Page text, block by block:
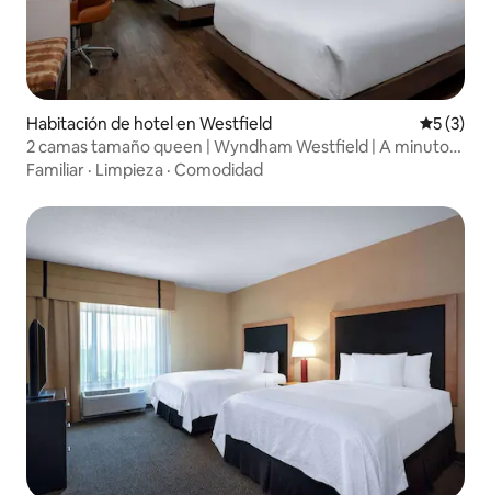
Habitación de hotel en Westfield
5 (3)
2 camas tamaño queen | Wyndham Westfield | A minutos
de Grand Park
Familiar · Limpieza · Comodidad